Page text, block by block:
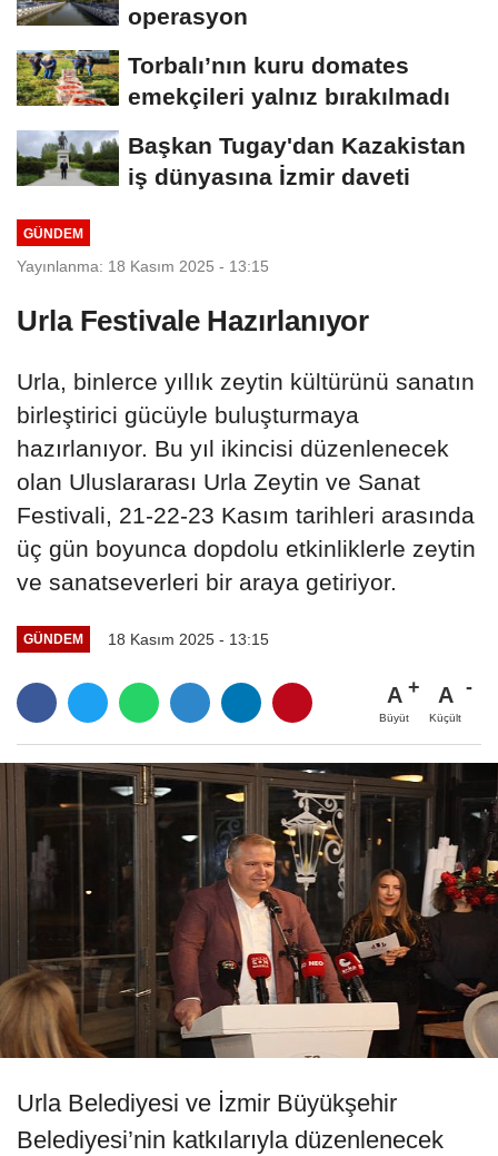
operasyon
Torbalı’nın kuru domates
emekçileri yalnız bırakılmadı
Başkan Tugay'dan Kazakistan
iş dünyasına İzmir daveti
GÜNDEM
Yayınlanma: 18 Kasım 2025 - 13:15
Urla Festivale Hazırlanıyor
Urla, binlerce yıllık zeytin kültürünü sanatın
birleştirici gücüyle buluşturmaya
hazırlanıyor. Bu yıl ikincisi düzenlenecek
olan Uluslararası Urla Zeytin ve Sanat
Festivali, 21-22-23 Kasım tarihleri arasında
üç gün boyunca dopdolu etkinliklerle zeytin
ve sanatseverleri bir araya getiriyor.
GÜNDEM 18 Kasım 2025 - 13:15
A
Büyüt
A
Küçült
Urla Belediyesi ve İzmir Büyükşehir
Belediyesi’nin katkılarıyla düzenlenecek